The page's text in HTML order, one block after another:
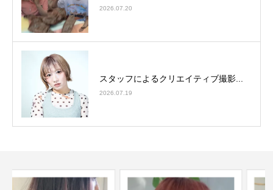
2026.07.20
スタッフによるクリエイティブ撮影...
2026.07.19